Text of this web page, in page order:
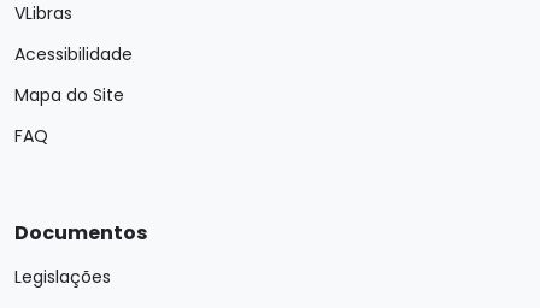
VLibras
Acessibilidade
Mapa do Site
FAQ
Documentos
Legislações